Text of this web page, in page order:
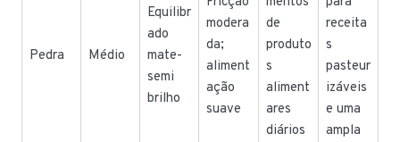
Pedra Médio
Equilibr
ado
mate-
semi
brilho
modera
da;
aliment
ação
suave
de
produto
s
aliment
ares
diários
receita
s
pasteur
izáveis
e uma
ampla